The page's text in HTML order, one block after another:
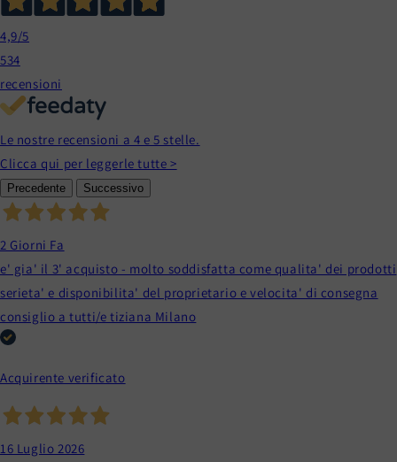
4,9/5
534
recensioni
Le nostre recensioni a 4 e 5 stelle.
Clicca qui per leggerle tutte >
Precedente Successivo
2 Giorni Fa
e' gia' il 3' acquisto - molto soddisfatta come qualita' dei prodotti
serieta' e disponibilita' del proprietario e velocita' di consegna
consiglio a tutti/e tiziana Milano
Acquirente verificato
16 Luglio 2026